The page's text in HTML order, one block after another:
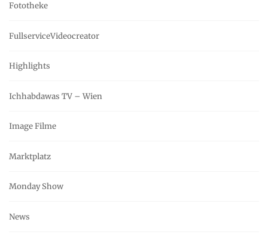
Fototheke
FullserviceVideocreator
Highlights
Ichhabdawas TV – Wien
Image Filme
Marktplatz
Monday Show
News